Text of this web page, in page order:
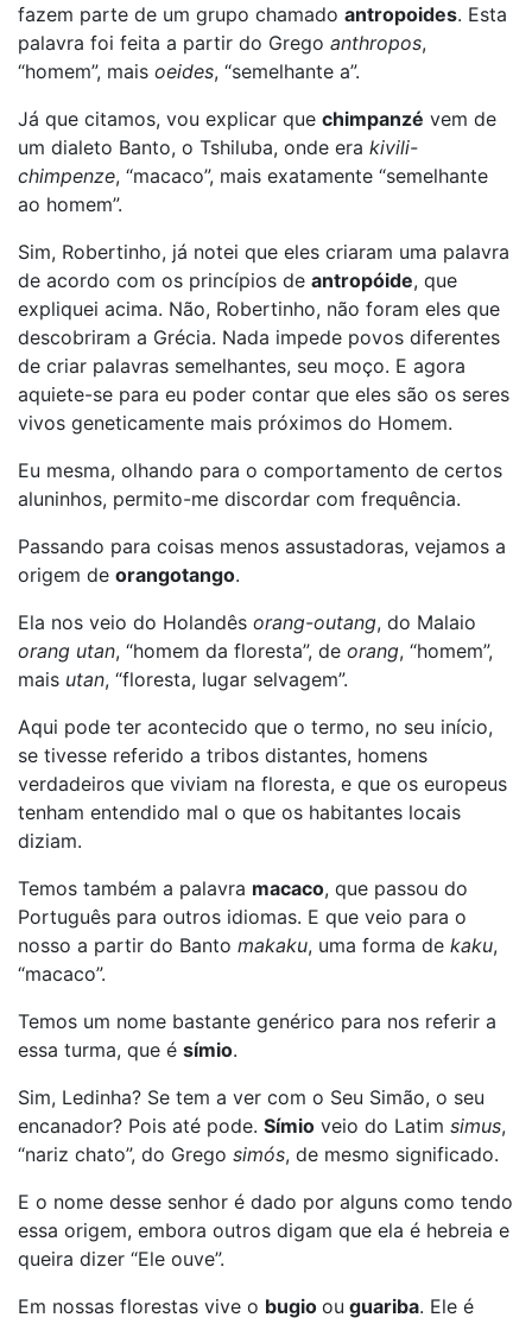
fazem parte de um grupo chamado antropoides. Esta
palavra foi feita a partir do Grego anthropos,
“homem”, mais oeides, “semelhante a”.
Já que citamos, vou explicar que chimpanzé vem de
um dialeto Banto, o Tshiluba, onde era kivili-
chimpenze, “macaco”, mais exatamente “semelhante
ao homem”.
Sim, Robertinho, já notei que eles criaram uma palavra
de acordo com os princípios de antropóide, que
expliquei acima. Não, Robertinho, não foram eles que
descobriram a Grécia. Nada impede povos diferentes
de criar palavras semelhantes, seu moço. E agora
aquiete-se para eu poder contar que eles são os seres
vivos geneticamente mais próximos do Homem.
Eu mesma, olhando para o comportamento de certos
aluninhos, permito-me discordar com frequência.
Passando para coisas menos assustadoras, vejamos a
origem de orangotango.
Ela nos veio do Holandês orang-outang, do Malaio
orang utan, “homem da floresta”, de orang, “homem”,
mais utan, “floresta, lugar selvagem”.
Aqui pode ter acontecido que o termo, no seu início,
se tivesse referido a tribos distantes, homens
verdadeiros que viviam na floresta, e que os europeus
tenham entendido mal o que os habitantes locais
diziam.
Temos também a palavra macaco, que passou do
Português para outros idiomas. E que veio para o
nosso a partir do Banto makaku, uma forma de kaku,
“macaco”.
Temos um nome bastante genérico para nos referir a
essa turma, que é símio.
Sim, Ledinha? Se tem a ver com o Seu Simão, o seu
encanador? Pois até pode. Símio veio do Latim simus,
“nariz chato”, do Grego simós, de mesmo significado.
E o nome desse senhor é dado por alguns como tendo
essa origem, embora outros digam que ela é hebreia e
queira dizer “Ele ouve”.
Em nossas florestas vive o bugio ou guariba. Ele é